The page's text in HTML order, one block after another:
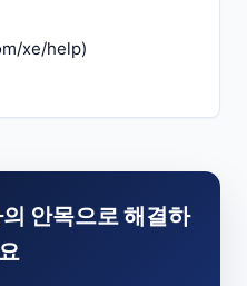
xe/help)
안목으로 해결하